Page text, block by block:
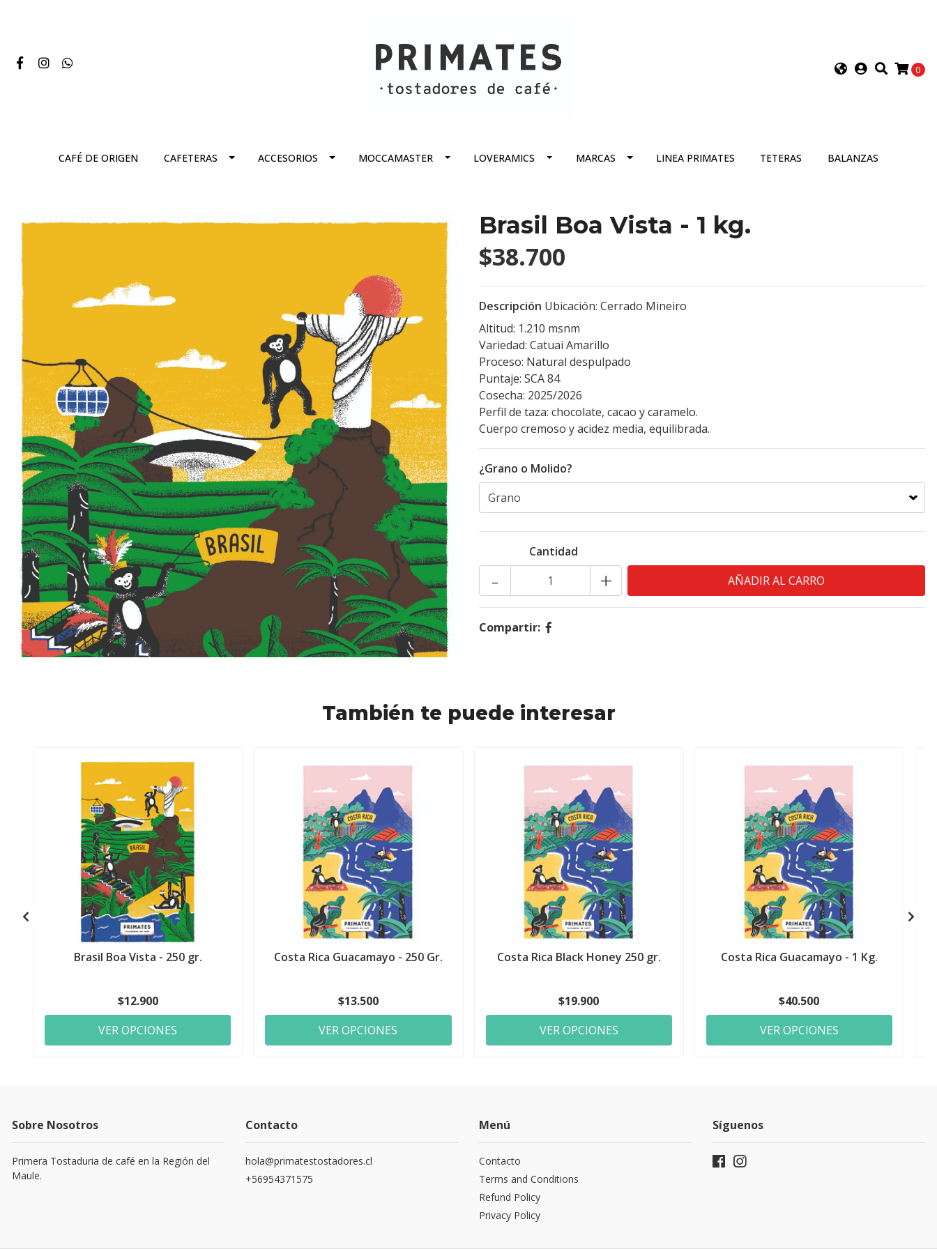
0
CAFÉ DE ORIGEN CAFETERAS ACCESORIOS MOCCAMASTER LOVERAMICS MARCAS LINEA PRIMATES TETERAS BALANZAS
Brasil Boa Vista - 1 kg.
$38.700
Descripción Ubicación: Cerrado Mineiro
Altitud: 1.210 msnm
Variedad: Catuai Amarillo
Proceso: Natural despulpado
Puntaje: SCA 84
Cosecha: 2025/2026
Perfil de taza: chocolate, cacao y caramelo.
Cuerpo cremoso y acidez media, equilibrada.
¿Grano o Molido?
Cantidad
+
-
Compartir:
También te puede interesar
Brasil Boa Vista - 250 gr.
$12.900
VER OPCIONES
Costa Rica Guacamayo - 250 Gr.
$13.500
VER OPCIONES
Costa Rica Black Honey 250 gr.
$19.900
VER OPCIONES
Costa Rica Guacamayo - 1 Kg.
$40.500
VER OPCIONES
Sobre Nosotros
Primera Tostaduria de café en la Región del
Maule.
Contacto
hola@primatestostadores.cl
+56954371575
Menú
Contacto
Terms and Conditions
Refund Policy
Privacy Policy
Síguenos